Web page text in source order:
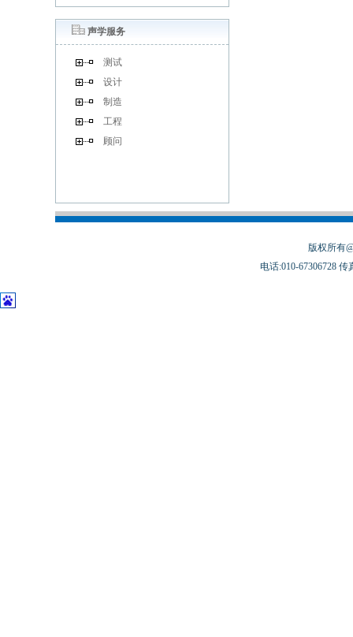
声学服务
测试
设计
制造
工程
顾问
版权所有
电话:010-67306728 传